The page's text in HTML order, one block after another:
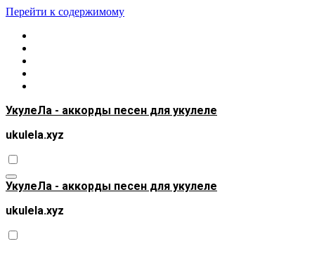
Перейти к содержимому
УкулеЛа - аккорды песен для укулеле
ukulela.xyz
УкулеЛа - аккорды песен для укулеле
ukulela.xyz